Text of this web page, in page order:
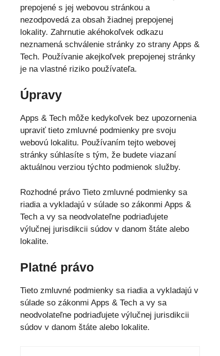
prepojené s jej webovou stránkou a
nezodpovedá za obsah žiadnej prepojenej
lokality. Zahrnutie akéhokoľvek odkazu
neznamená schválenie stránky zo strany Apps &
Tech. Používanie akejkoľvek prepojenej stránky
je na vlastné riziko používateľa.
Úpravy
Apps & Tech môže kedykoľvek bez upozornenia
upraviť tieto zmluvné podmienky pre svoju
webovú lokalitu. Používaním tejto webovej
stránky súhlasíte s tým, že budete viazaní
aktuálnou verziou týchto podmienok služby.
Rozhodné právo Tieto zmluvné podmienky sa
riadia a vykladajú v súlade so zákonmi Apps &
Tech a vy sa neodvolateľne podriaďujete
výlučnej jurisdikcii súdov v danom štáte alebo
lokalite.
Platné právo
Tieto zmluvné podmienky sa riadia a vykladajú v
súlade so zákonmi Apps & Tech a vy sa
neodvolateľne podriaďujete výlučnej jurisdikcii
súdov v danom štáte alebo lokalite.